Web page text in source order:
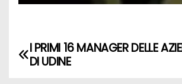
I PRIMI 16 MANAGER DELLE
DI UDINE